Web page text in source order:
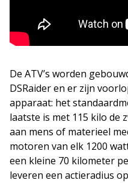
De ATV’s worden
DSRaider en er zijn
apparaat: het
laatste is met 115 kilo de
aan mens of materieel
motoren van elk 1200
een kleine 70 kilometer
leveren een actieradius